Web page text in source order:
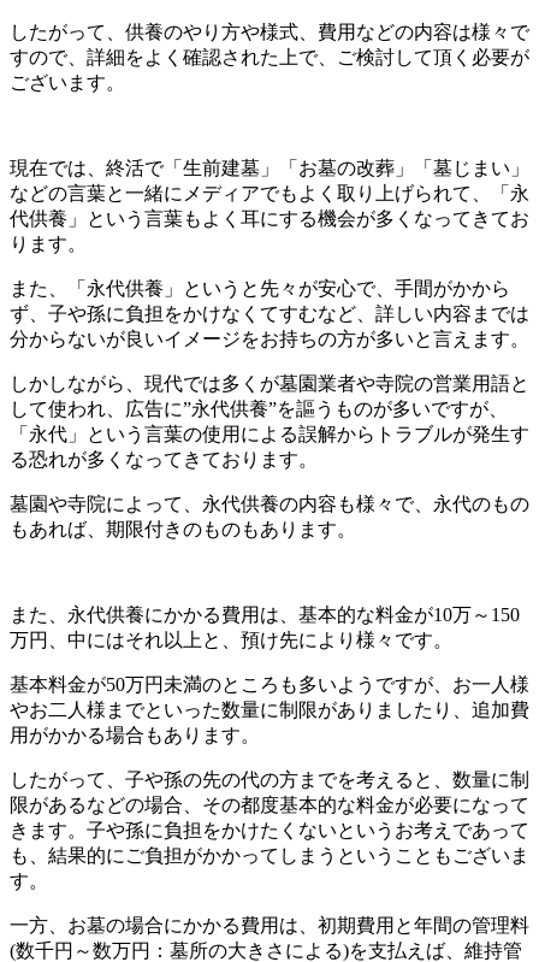
したがって、供養のやり方や様式、費用などの内容は様々で
すので、詳細をよく確認された上で、ご検討して頂く必要が
ございます。
現在では、終活で「生前建墓」「お墓の改葬」「墓じまい」
などの言葉と一緒にメディアでもよく取り上げられて、「永
代供養」という言葉もよく耳にする機会が多くなってきてお
ります。
また、「永代供養」というと先々が安心で、手間がかから
ず、子や孫に負担をかけなくてすむなど、詳しい内容までは
分からないが良いイメージをお持ちの方が多いと言えます。
しかしながら、現代では多くが墓園業者や寺院の営業用語と
して使われ、広告に”永代供養”を謳うものが多いですが、
「永代」という言葉の使用による誤解からトラブルが発生す
る恐れが多くなってきております。
墓園や寺院によって、永代供養の内容も様々で、永代のもの
もあれば、期限付きのものもあります。
また、永代供養にかかる費用は、基本的な料金が10万～150
万円、中にはそれ以上と、預け先により様々です。
基本料金が50万円未満のところも多いようですが、お一人様
やお二人様までといった数量に制限がありましたり、追加費
用がかかる場合もあります。
したがって、子や孫の先の代の方までを考えると、数量に制
限があるなどの場合、その都度基本的な料金が必要になって
きます。子や孫に負担をかけたくないというお考えであって
も、結果的にご負担がかかってしまうということもございま
す。
一方、お墓の場合にかかる費用は、初期費用と年間の管理料
(数千円～数万円：墓所の大きさによる)を支払えば、維持管